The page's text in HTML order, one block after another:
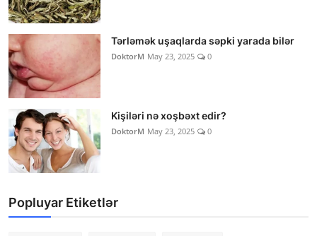
Tərləmək uşaqlarda səpki yarada bilər
DoktorM May 23, 2025 0
Kişiləri nə xoşbəxt edir?
DoktorM May 23, 2025 0
Popluyar Etiketlər